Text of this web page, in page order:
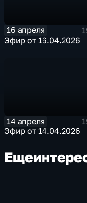
16 апреля
Эфир от 16.04.2026
14 апреля
Эфир от 14.04.2026
Еще